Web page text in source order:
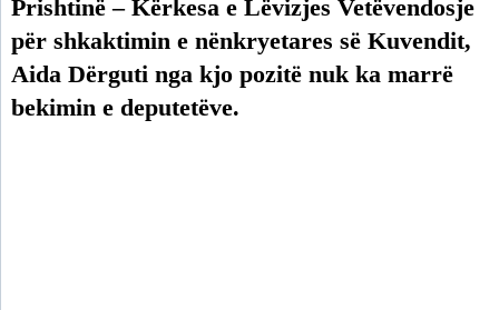
Prishtinë – Kërkesa e Lëvizjes Vetëvendosje
për shkaktimin e nënkryetares së Kuvendit,
Aida Dërguti nga kjo pozitë nuk ka marrë
bekimin e deputetëve.